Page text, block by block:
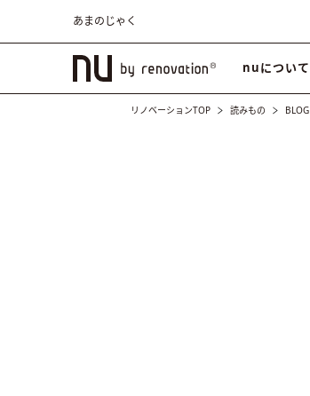
あまのじゃく
nuについて
リノベーションTOP 読みもの BLOG